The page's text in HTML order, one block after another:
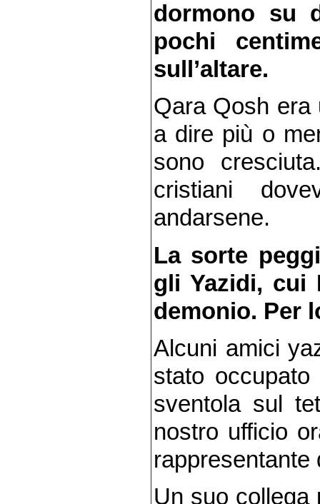
dormono su
pochi
sull’altare.
Qara Qosh era
a dire più o
sono
cristiani
andarsene.
La sorte
gli Yazidi, cui
demonio. Per
Alcuni amici
stato
sventola sul
nostro ufficio
rappresentante
Un suo collega